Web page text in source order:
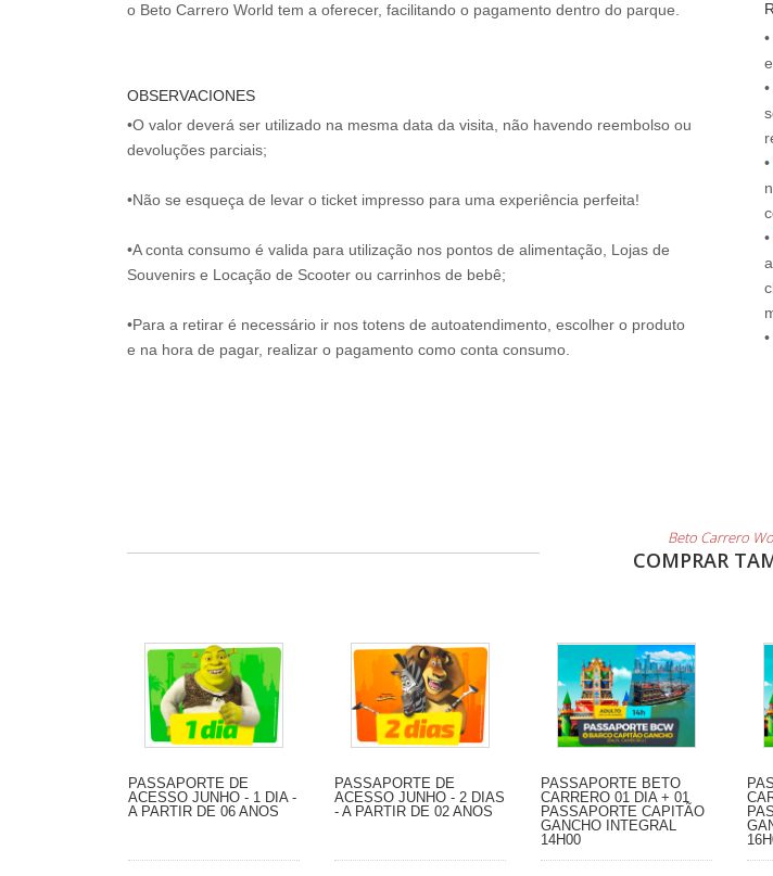
OBSERVACIONES
•O valor deverá ser utilizado na mesma data da visita, não havendo reembolso ou
devoluções parciais;
•Não se esqueça de levar o ticket impresso para uma experiência perfeita!
•A conta consumo é valida para utilização nos pontos de alimentação, Lojas de
Souvenirs e Locação de Scooter ou carrinhos de bebê;
•Para a retirar é necessário ir nos totens de autoatendimento, escolher o produto
e na hora de pagar, realizar o pagamento como conta consumo.
•
•
•
Beto Carrero
COMPRAR
PASSAPORTE DE
ACESSO JUNHO - 1 DIA -
A PARTIR DE 06 ANOS
PASSAPORTE DE
ACESSO JUNHO - 2 DIAS
- A PARTIR DE 02 ANOS
PASSAPORTE BETO
CARRERO 01 DIA + 01
PASSAPORTE CAPITÃO
GANCHO INTEGRAL
14H00